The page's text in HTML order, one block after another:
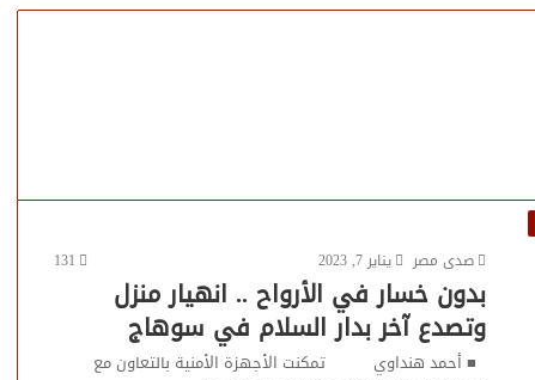
صدى مصر
يناير 7, 2023 131
بدون خسار في الأرواح .. انهيار منزل
وتصدع آخر بدار السلام في سوهاج
■ أحمد هنداوي تمكنت الأجهزة الأمنية بالتعاون مع